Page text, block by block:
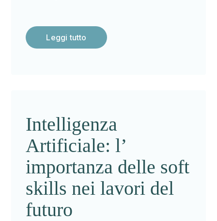
Leggi tutto
Intelligenza
Artificiale: l’
importanza delle soft
skills nei lavori del
futuro